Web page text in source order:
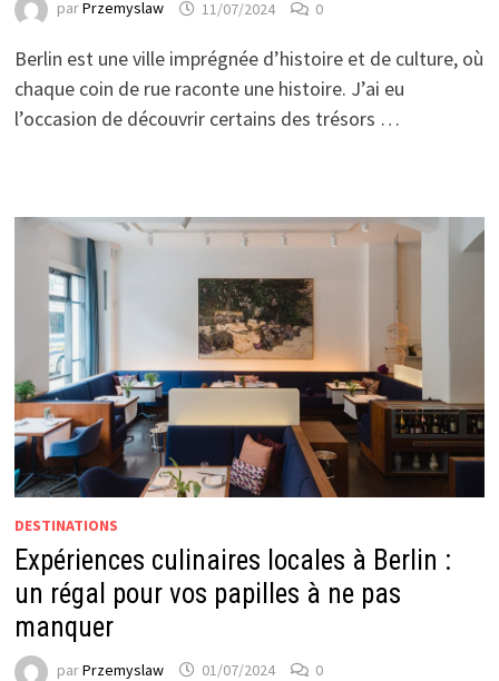
parPrzemyslaw 11/07/2024 0
Berlin est une ville imprégnée d’histoire et de culture, où
chaque coin de rue raconte une histoire. J’ai eu
l’occasion de découvrir certains des trésors …
DESTINATIONS
Expériences culinaires locales à Berlin :
un régal pour vos papilles à ne pas
manquer
parPrzemyslaw 01/07/2024 0